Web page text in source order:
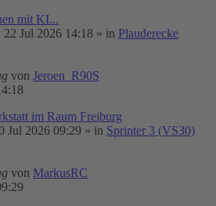
mit KI...
22 Jul 2026 14:18 » in Plauderecke
von Jeroen_R90S
im Raum Freiburg
Jul 2026 09:29 » in Sprinter 3 (VS30)
von MarkusRC